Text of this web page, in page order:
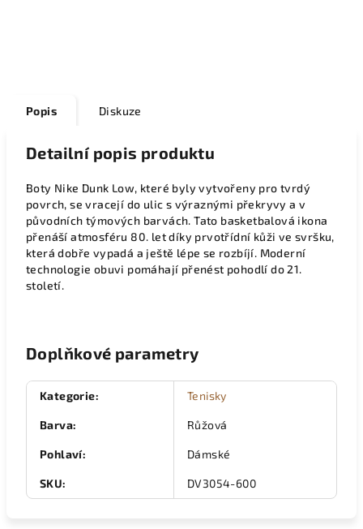
Popis Diskuze
Detailní popis produktu
Boty Nike Dunk Low, které byly vytvořeny pro tvrdý
povrch, se vracejí do ulic s výraznými překryvy a v
původních týmových barvách. Tato basketbalová ikona
přenáší atmosféru 80. let díky prvotřídní kůži ve svršku,
která dobře vypadá a ještě lépe se rozbíjí. Moderní
technologie obuvi pomáhají přenést pohodlí do 21.
století.
Doplňkové parametry
Kategorie: Tenisky
Barva: Růžová
Pohlaví: Dámské
SKU: DV3054-600